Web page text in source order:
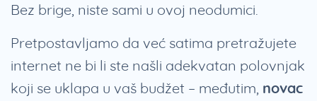
Bez brige, niste sami u ovoj neodumici.
Pretpostavljamo da već satima pretražujete
internet ne bi li ste našli adekvatan polovnjak
koji se uklapa u vaš budžet – međutim, novac